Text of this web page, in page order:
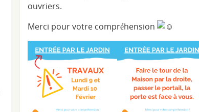
ouvriers.
Merci pour votre compréhension